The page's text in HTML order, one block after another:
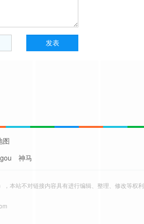
图
神马
本站不对链接内容具有进行编辑、整理、修改等权利